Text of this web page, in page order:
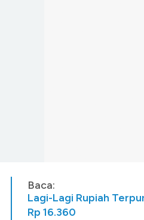
Baca:
Lagi-Lagi Rupiah
Rp 16.360